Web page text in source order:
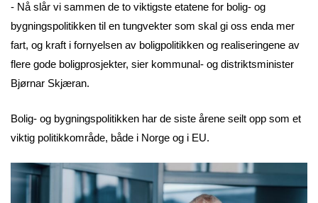
- Nå slår vi sammen de to viktigste etatene for bolig- og
bygningspolitikken til en tungvekter som skal gi oss enda mer
fart, og kraft i fornyelsen av boligpolitikken og realiseringene av
flere gode boligprosjekter, sier kommunal- og distriktsminister
Bjørnar Skjæran.
Bolig- og bygningspolitikken har de siste årene seilt opp som et
viktig politikkområde, både i Norge og i EU.